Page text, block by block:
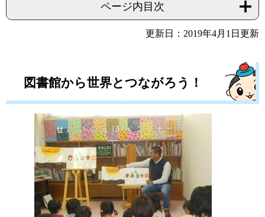
ページ内目次
更新日：2019年4月1日更新
図書館から世界とつながろう！